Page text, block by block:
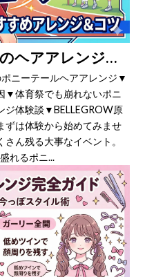
体育祭はポニーテールのヘアアレンジで差をつける♡崩れない可愛いスタイル完全ガイド
ニーテールヘアアレンジ▼
▼体育祭でも崩れないポニ
ジ体験談▼BELLEGROW原
は体験から始めてみませ
ん残る大事なイベント。
れるポニ...